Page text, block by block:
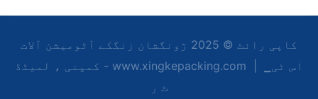
کاپی رائٹ © 2025 ژونگشان زنگکے آٹومیشن آلات
کمپنی ، لمیٹڈ - www.xingkepacking.com
ٹ ر